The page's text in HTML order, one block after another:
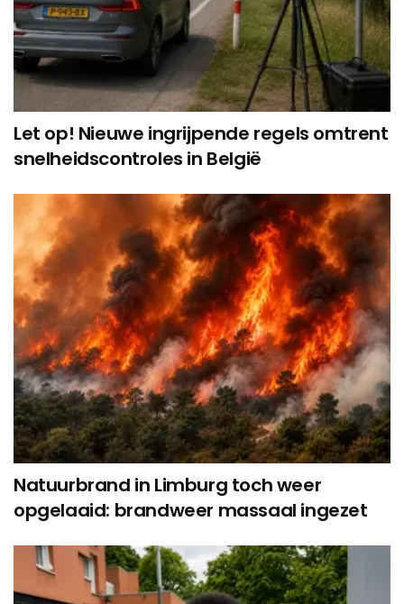
Let op! Nieuwe ingrijpende regels omtrent
snelheidscontroles in België
Natuurbrand in Limburg toch weer
opgelaaid: brandweer massaal ingezet